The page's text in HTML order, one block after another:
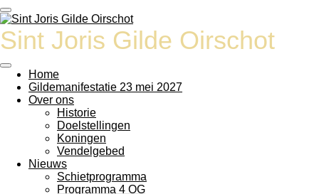
Ga
direct
naar
de
hoofdinhoud
Sint Joris Gilde Oirschot
Home
Gildemanifestatie 23 mei 2027
Over ons
Historie
Doelstellingen
Koningen
Vendelgebed
Nieuws
Schietprogramma
Programma 4 OG